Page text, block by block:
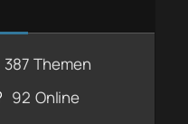
387 Themen
92 Online